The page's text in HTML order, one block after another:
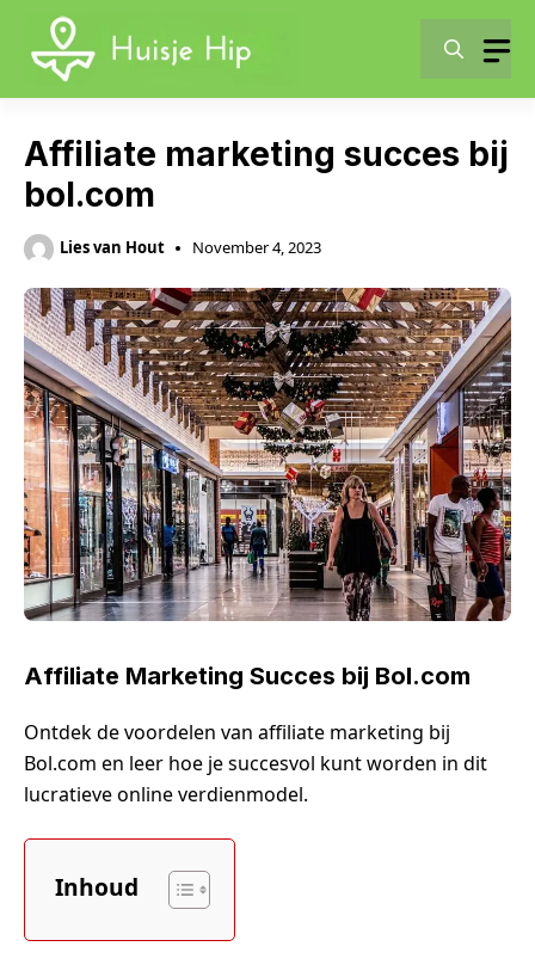
content
Affiliate marketing succes bij
bol.com
Lies van Hout November 4, 2023
Affiliate Marketing Succes bij Bol.com
Ontdek de voordelen van affiliate marketing bij
Bol.com en leer hoe je succesvol kunt worden in dit
lucratieve online verdienmodel.
Inhoud